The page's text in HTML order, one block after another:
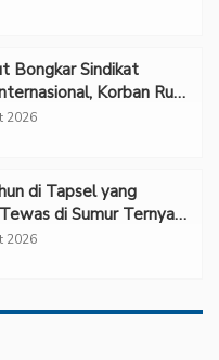
Bongkar Sindikat
Korban Rugi
2026
di Tapsel yang
di Sumur Ternyata
Seksual
2026